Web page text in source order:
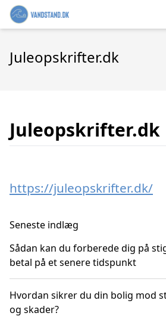
Juleopskrifter.dk
Juleopskrifter.dk
https://juleopskrifter.dk/
Seneste indlæg
Sådan kan du forberede dig på
betal på et senere tidspunkt
Hvordan sikrer du din bolig mod
og skader?